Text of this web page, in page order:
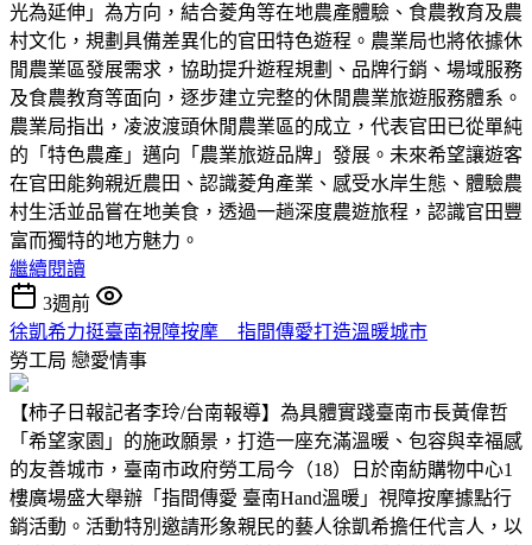
光為延伸」為方向，結合菱角等在地農產體驗、食農教育及農
村文化，規劃具備差異化的官田特色遊程。農業局也將依據休
閒農業區發展需求，協助提升遊程規劃、品牌行銷、場域服務
及食農教育等面向，逐步建立完整的休閒農業旅遊服務體系。
農業局指出，凌波渡頭休閒農業區的成立，代表官田已從單純
的「特色農產」邁向「農業旅遊品牌」發展。未來希望讓遊客
在官田能夠親近農田、認識菱角產業、感受水岸生態、體驗農
村生活並品嘗在地美食，透過一趟深度農遊旅程，認識官田豐
富而獨特的地方魅力。
繼續閱讀
3週前
徐凱希力挺臺南視障按摩 指間傳愛打造溫暖城市
勞工局 戀愛情事
【柿子日報記者李玲/台南報導】為具體實踐臺南市長黃偉哲
「希望家園」的施政願景，打造一座充滿溫暖、包容與幸福感
的友善城市，臺南市政府勞工局今（18）日於南紡購物中心1
樓廣場盛大舉辦「指間傳愛 臺南Hand溫暖」視障按摩據點行
銷活動。活動特別邀請形象親民的藝人徐凱希擔任代言人，以